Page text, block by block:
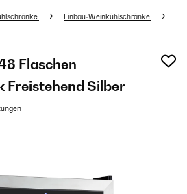
Einbau-Weinkühlschränke
Flaschen
Freistehend​ Silber